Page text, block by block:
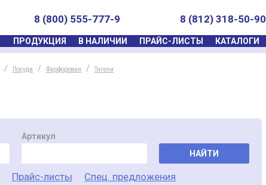
8 (812) 318-50-90
8 (800) 555-777-9
ПРОДУКЦИЯ В НАЛИЧИИ ПРАЙС-ЛИСТЫ КАТАЛОГИ
Посуда Фарфоровая Тигели
Артикул
НАЙТИ
Прайс-листы Спец. предложения